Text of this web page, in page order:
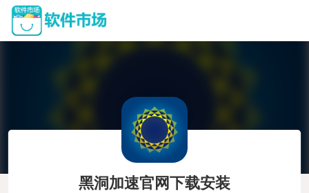
黑洞加速官网下载安装